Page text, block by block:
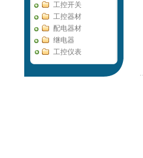
工控开关
工控器材
配电器材
继电器
工控仪表